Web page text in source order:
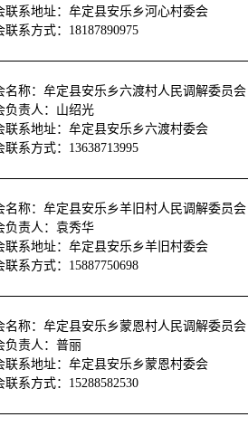
联系地址：牟定县安乐乡河心村委会
联系方式：18187890975
名称：牟定县安乐乡六渡村人民调解委员会
负责人：山绍光
联系地址：牟定县安乐乡六渡村委会
联系方式：13638713995
名称：牟定县安乐乡羊旧村人民调解委员会
负责人：袁秀华
联系地址：牟定县安乐乡羊旧村委会
联系方式：15887750698
名称：牟定县安乐乡蒙恩村人民调解委员会
负责人：普丽
联系地址：牟定县安乐乡蒙恩村委会
联系方式：15288582530